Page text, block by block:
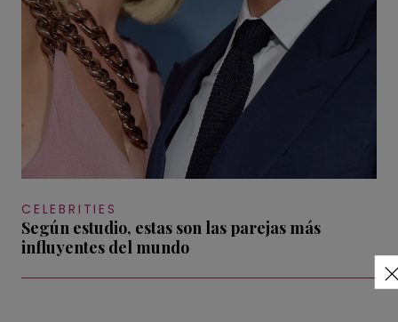
CELEBRITIES
Según estudio, estas son las parejas más
influyentes del mundo